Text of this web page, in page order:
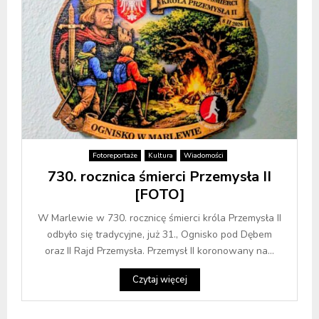
Fotoreportaże Kultura Wiadomości
730. rocznica śmierci Przemysła II
[FOTO]
W Marlewie w 730. rocznicę śmierci króla Przemysła II
odbyło się tradycyjne, już 31., Ognisko pod Dębem
oraz II Rajd Przemysła. Przemysł II koronowany na...
Czytaj więcej